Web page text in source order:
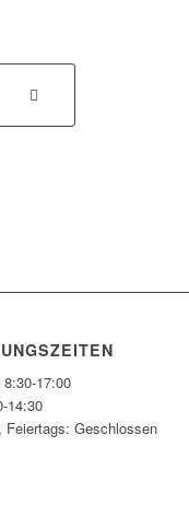
8:30-17:00
14:30
Feiertags: Geschlossen